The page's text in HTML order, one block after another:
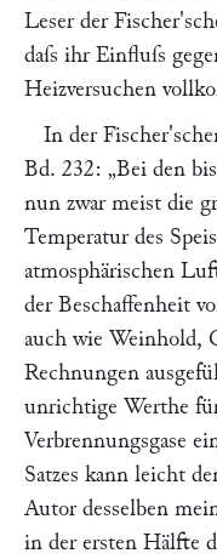
Leser der Fischer'
daſs ihr Einfluſs
Heizversuchen
In der Fischer'
Bd. 232: „Bei den
nun zwar meist die
Temperatur des
atmosphärischen
der Beschaffenheit
auch wie Weinhold,
Rechnungen
unrichtige Werthe
Verbrennungsgase
Satzes kann leicht
Autor desselben
in der ersten Hälfte